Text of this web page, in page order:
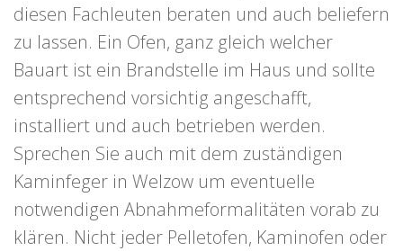
diesen Fachleuten beraten und auch beliefern
zu lassen. Ein Ofen, ganz gleich welcher
Bauart ist ein Brandstelle im Haus und sollte
entsprechend vorsichtig angeschafft,
installiert und auch betrieben werden.
Sprechen Sie auch mit dem zuständigen
Kaminfeger in Welzow um eventuelle
notwendigen Abnahmeformalitäten vorab zu
klären. Nicht jeder Pelletofen, Kaminofen oder